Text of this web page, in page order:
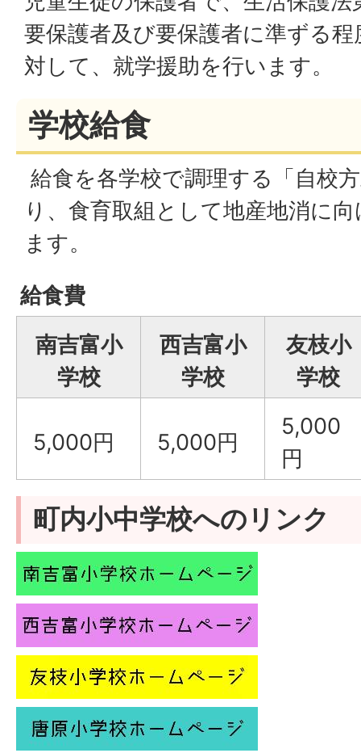
要保護者及び要保護者に準ずる
対して、就学援助を行います。
学校給食
給食を各学校で調理する「自校
り、食育取組として地産地消に
ます。
給食費
南吉富小
学校
西吉富小
学校
友枝小
学校
5,000円 5,000円
5,000
円
町内小中学校へのリンク